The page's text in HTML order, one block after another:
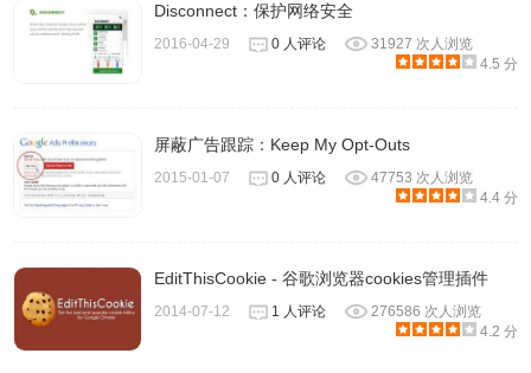
3、可查看您的订阅的详细见解。
Disconnect：保护网络安全
2016-04-29 0 人评论
31927 次人浏览
4.5 分
屏蔽广告跟踪：Keep My Opt-Outs
2015-01-07 0 人评论
47753 次人浏览
4.4 分
EditThisCookie - 谷歌浏览器cookies管理插件
2014-07-12 1 人评论
276586 次人浏览
4.2 分